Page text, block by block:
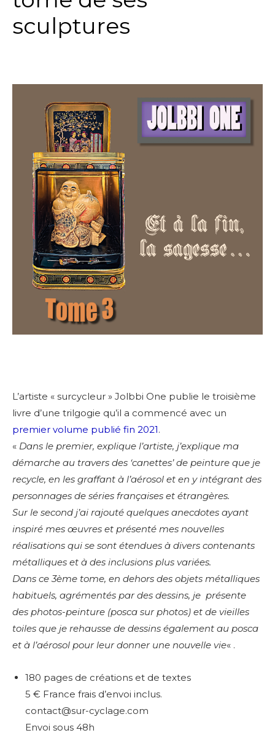
sculptures
L’artiste « surcycleur » Jolbbi One publie le troisième
livre d’une trilgogie qu’il a commencé avec un
premier volume publié fin 2021.
« Dans le premier, explique l’artiste, j’explique ma
démarche au travers des ‘canettes’ de peinture que je
recycle, en les graffant à l’aérosol et en y intégrant des
personnages de séries françaises et étrangères.
Sur le second j’ai rajouté quelques anecdotes ayant
inspiré mes œuvres et présenté mes nouvelles
réalisations qui se sont étendues à divers contenants
métalliques et à des inclusions plus variées.
Dans ce 3ème tome, en dehors des objets métalliques
habituels, agrémentés par des dessins, je présente
des photos-peinture (posca sur photos) et de vieilles
toiles que je rehausse de dessins également au posca
et à l’aérosol pour leur donner une nouvelle vie« .
180 pages de créations et de textes
5 € France frais d’envoi inclus.
contact@sur-cyclage.com
Envoi sous 48h